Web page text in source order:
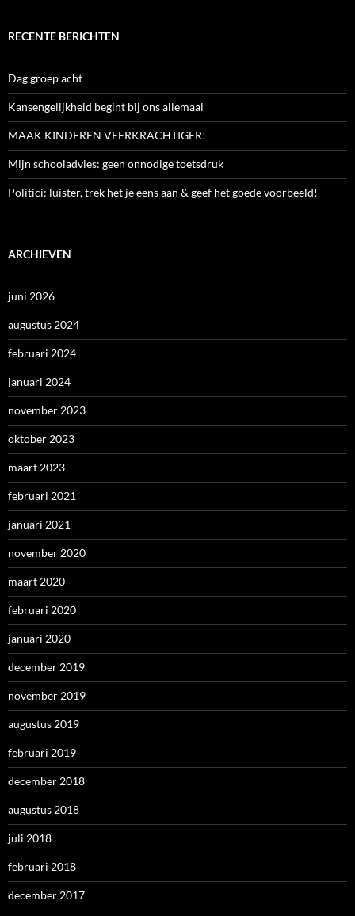
RECENTE BERICHTEN
Dag groep acht
Kansengelijkheid begint bij ons allemaal
MAAK KINDEREN VEERKRACHTIGER!
Mijn schooladvies: geen onnodige toetsdruk
Politici: luister, trek het je eens aan & geef het goede voorbeeld!
ARCHIEVEN
juni 2026
augustus 2024
februari 2024
januari 2024
november 2023
oktober 2023
maart 2023
februari 2021
januari 2021
november 2020
maart 2020
februari 2020
januari 2020
december 2019
november 2019
augustus 2019
februari 2019
december 2018
augustus 2018
juli 2018
februari 2018
december 2017